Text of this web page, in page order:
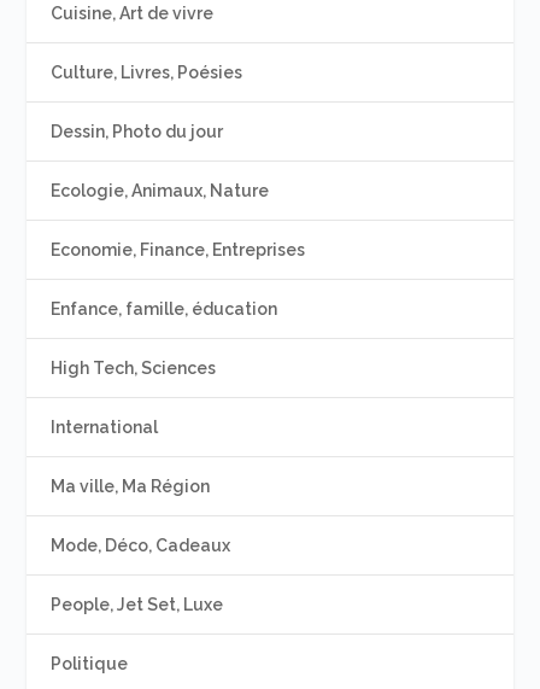
Cuisine, Art de vivre
Culture, Livres, Poésies
Dessin, Photo du jour
Ecologie, Animaux, Nature
Economie, Finance, Entreprises
Enfance, famille, éducation
High Tech, Sciences
International
Ma ville, Ma Région
Mode, Déco, Cadeaux
People, Jet Set, Luxe
Politique